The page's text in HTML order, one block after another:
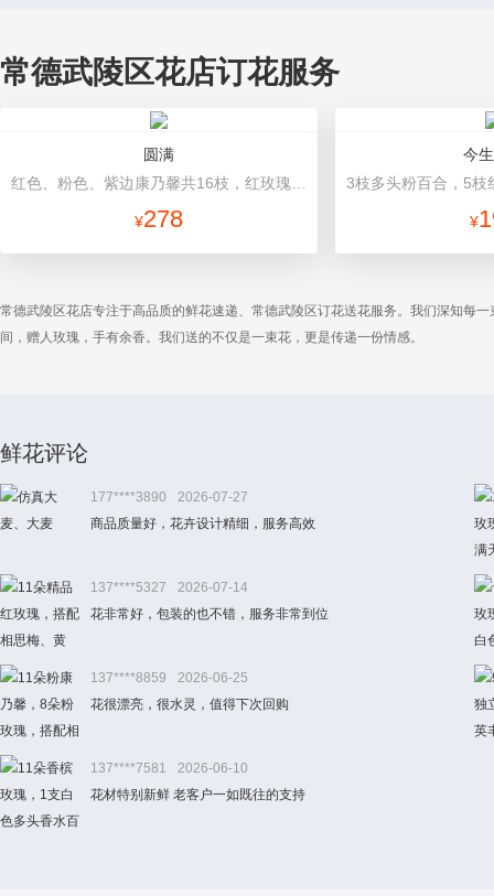
常德武陵区花店订花服务
圆满
¥278
今
¥
常德武陵区花店专注于高品质的鲜花速递、常德武陵区订花送花服务。我们深知每
间，赠人玫瑰，手有余香。我们送的不仅是一束花，更是传递一份情感。
鲜花评论
177****3890
2026-07-27
商品质量好，花卉设计精细，服务高效
137****5327
2026-07-14
花非常好，包装的也不错，服务非常到位
137****8859
2026-06-25
花很漂亮，很水灵，值得下次回购
137****7581
2026-06-10
花材特别新鲜 老客户一如既往的支持